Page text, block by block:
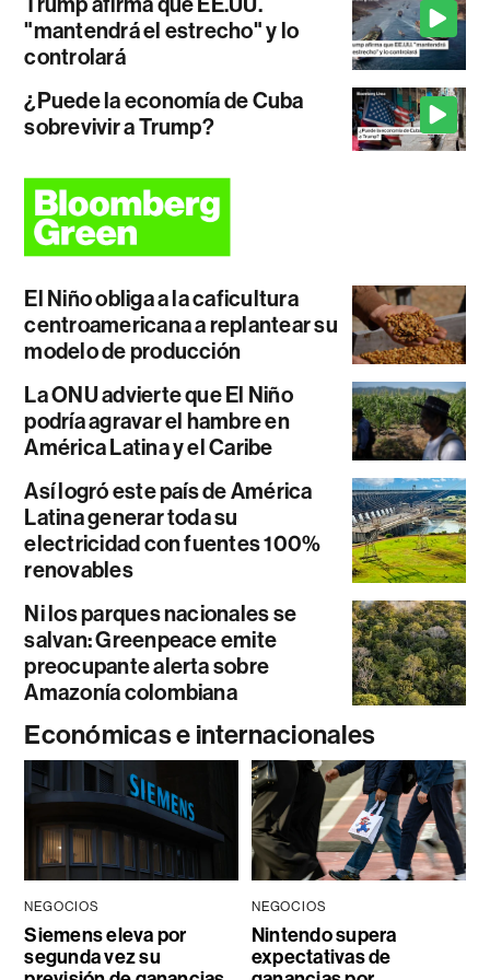
"mantendrá el estrecho" y lo
controlará
¿Puede la economía de Cuba
sobrevivir a Trump?
El Niño obliga a la caficultura
centroamericana a replantear su
modelo de producción
La ONU advierte que El Niño
podría agravar el hambre en
América Latina y el Caribe
Así logró este país de América
Latina generar toda su
electricidad con fuentes 100%
renovables
Ni los parques nacionales se
salvan: Greenpeace emite
preocupante alerta sobre
Amazonía colombiana
Económicas e internacionales
NEGOCIOS
Siemens eleva por
segunda vez su
NEGOCIOS
Nintendo supera
expectativas de